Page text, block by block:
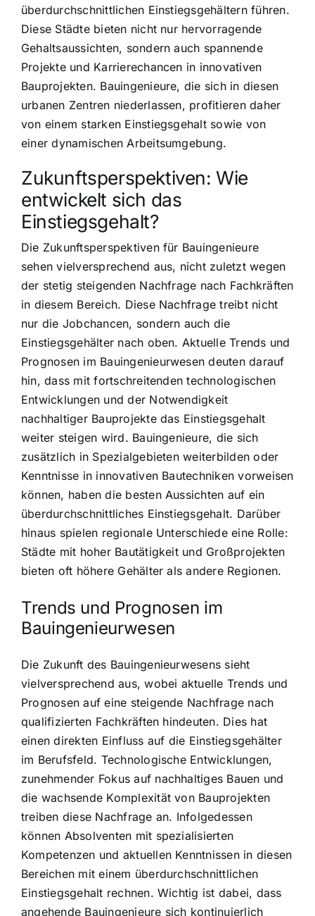
überdurchschnittlichen Einstiegsgehältern führen.
Diese Städte bieten nicht nur hervorragende
Gehaltsaussichten, sondern auch spannende
Projekte und Karrierechancen in innovativen
Bauprojekten. Bauingenieure, die sich in diesen
urbanen Zentren niederlassen, profitieren daher
von einem starken Einstiegsgehalt sowie von
einer dynamischen Arbeitsumgebung.
Zukunftsperspektiven: Wie
entwickelt sich das
Einstiegsgehalt?
Die Zukunftsperspektiven für Bauingenieure
sehen vielversprechend aus, nicht zuletzt wegen
der stetig steigenden Nachfrage nach Fachkräften
in diesem Bereich. Diese Nachfrage treibt nicht
nur die Jobchancen, sondern auch die
Einstiegsgehälter nach oben. Aktuelle Trends und
Prognosen im Bauingenieurwesen deuten darauf
hin, dass mit fortschreitenden technologischen
Entwicklungen und der Notwendigkeit
nachhaltiger Bauprojekte das Einstiegsgehalt
weiter steigen wird. Bauingenieure, die sich
zusätzlich in Spezialgebieten weiterbilden oder
Kenntnisse in innovativen Bautechniken vorweisen
können, haben die besten Aussichten auf ein
überdurchschnittliches Einstiegsgehalt. Darüber
hinaus spielen regionale Unterschiede eine Rolle:
Städte mit hoher Bautätigkeit und Großprojekten
bieten oft höhere Gehälter als andere Regionen.
Trends und Prognosen im
Bauingenieurwesen
Die Zukunft des Bauingenieurwesens sieht
vielversprechend aus, wobei aktuelle Trends und
Prognosen auf eine steigende Nachfrage nach
qualifizierten Fachkräften hindeuten. Dies hat
einen direkten Einfluss auf die Einstiegsgehälter
im Berufsfeld. Technologische Entwicklungen,
zunehmender Fokus auf nachhaltiges Bauen und
die wachsende Komplexität von Bauprojekten
treiben diese Nachfrage an. Infolgedessen
können Absolventen mit spezialisierten
Kompetenzen und aktuellen Kenntnissen in diesen
Bereichen mit einem überdurchschnittlichen
Einstiegsgehalt rechnen. Wichtig ist dabei, dass
angehende Bauingenieure sich kontinuierlich